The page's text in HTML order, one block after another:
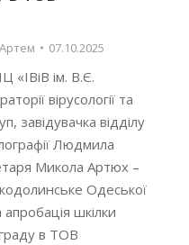
07.10.2025
«ІВіВ ім. В.Є.
вірусології та
завідувачка відділу
Людмила
Микола Артюх –
Одеської
шкілки
в ТОВ